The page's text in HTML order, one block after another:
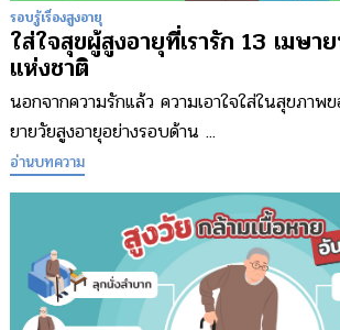
รอบรู้เรื่องสูงอายุ
ใส่ใจสุขผู้สูงอายุที่เรารัก 13 เมษา
แห่งชาติ
นอกจากความรักแล้ว ความเอาใจใส่ในสุขภา
ยายวัยสูงอายุอย่างรอบด้าน ...
อ่านบทความ